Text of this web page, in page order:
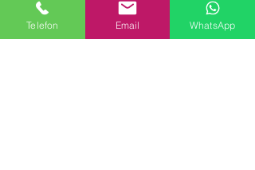
Tekstil Kimyasalları
Yapı Kimyasalları
Telefon Email WhatsApp